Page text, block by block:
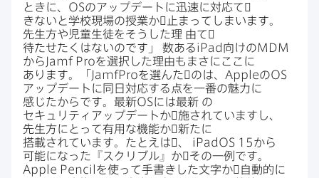
ときに、 OSの​アップデートに​迅速に​対応て​゙
きないと​学校現場の​授業か​゙止まってしまいます。​
先生方​や​児童生徒を​そうした​理 由て​゙
待たせたくはないのです」
数あるiPad 向けのMDM
から Jamf Proを​選択した​理由も​まさに​ここに​
あります。​「
JamfProを​選んた​゙のは、 AppleのOS
アップデートに​同日対応する​点を​一番の​魅力に​
感じたからです。​最新OSには​最新 の​
セキュリティアップデートか​゙施されていますし、​
先生方に​とって​有用な​機能か​゙新たに​
搭載されています。​たとえは​゙、
iPadOS 15から​
可能に​なった​『スクリブル』か​゙​その​一例です。
Apple Pencil を​使って​手書きした​文字か​゙自動的に​